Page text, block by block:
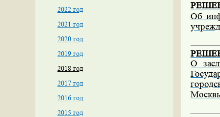
2022 год
2021 год
2020 год
2019 год
2018 год
2017 год
2016 год
2015 год
Об
О